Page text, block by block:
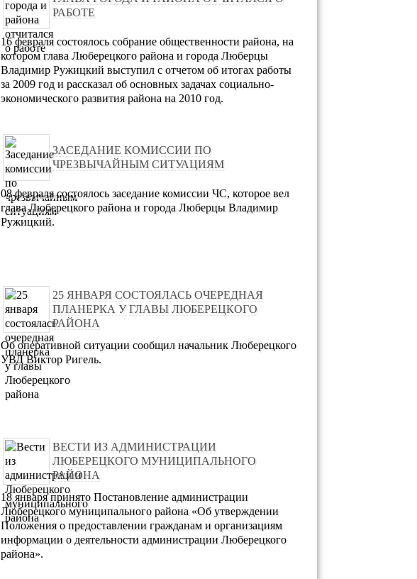
РАБОТЕ
16 февраля состоялось собрание общественности района, на
котором глава Люберецкого района и города Люберцы
Владимир Ружицкий выступил с отчетом об итогах работы
за 2009 год и рассказал об основных задачах социально-
экономического развития района на 2010 год.
ЗАСЕДАНИЕ КОМИССИИ ПО
ЧРЕЗВЫЧАЙНЫМ СИТУАЦИЯМ
08 февраля состоялось заседание комиссии ЧС, которое вел
глава Люберецкого района и города Люберцы Владимир
Ружицкий.
25 ЯНВАРЯ СОСТОЯЛАСЬ ОЧЕРЕДНАЯ
ПЛАНЕРКА У ГЛАВЫ ЛЮБЕРЕЦКОГО
РАЙОНА
Об оперативной ситуации сообщил начальник Люберецкого
УВД Виктор Ригель.
ВЕСТИ ИЗ АДМИНИСТРАЦИИ
ЛЮБЕРЕЦКОГО МУНИЦИПАЛЬНОГО
РАЙОНА
18 января принято Постановление администрации
Люберецкого муниципального района «Об утверждении
Положения о предоставлении гражданам и организациям
информации о деятельности администрации Люберецкого
района».